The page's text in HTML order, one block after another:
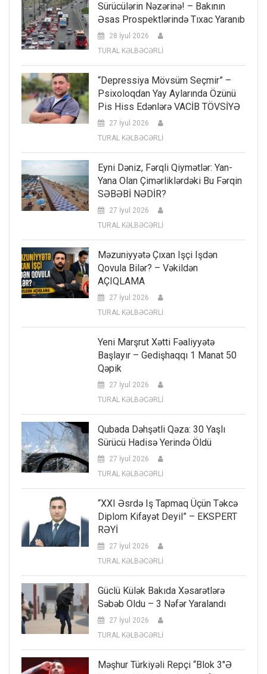
Sürücülərin Nəzərinə! – Bakının
Əsas Prospektlərində Tıxac Yaranıb
28 İyul 2026
TURAL KƏLBƏCƏRLİ
“Depressiya Mövsüm Seçmir” –
Psixoloqdan Yay Aylarında Özünü
Pis Hiss Edənlərə VACİB TÖVSİYƏ
27 İyul 2026
TURAL KƏLBƏCƏRLİ
Eyni Dəniz, Fərqli Qiymətlər: Yan-
Yana Olan Çimərliklərdəki Bu Fərqin
SƏBƏBİ NƏDİR?
27 İyul 2026
TURAL KƏLBƏCƏRLİ
Məzuniyyətə Çıxan Işçi Işdən
Qovula Bilər? – Vəkildən
AÇIQLAMA
27 İyul 2026
TURAL KƏLBƏCƏRLİ
Yeni Marşrut Xətti Fəaliyyətə
Başlayır – Gedişhaqqı 1 Manat 50
Qəpik
27 İyul 2026
TURAL KƏLBƏCƏRLİ
Qubada Dəhşətli Qəza: 30 Yaşlı
Sürücü Hadisə Yerində Öldü
27 İyul 2026
TURAL KƏLBƏCƏRLİ
“XXI Əsrdə Iş Tapmaq Üçün Təkcə
Diplom Kifayət Deyil” – EKSPERT
RƏYİ
27 İyul 2026
TURAL KƏLBƏCƏRLİ
Güclü Külək Bakıda Xəsarətlərə
Səbəb Oldu – 3 Nəfər Yaralandı
27 İyul 2026
TURAL KƏLBƏCƏRLİ
Məşhur Türkiyəli Repçi “Blok 3″ə